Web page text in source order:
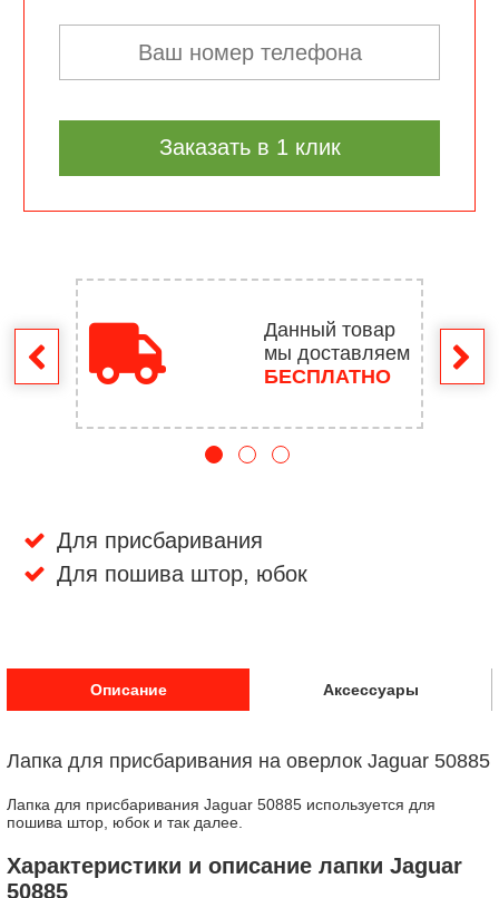
Заказать в 1 клик
Данный товар
мы доставляем
БЕСПЛАТНО
Для присбаривания
Для пошива штор, юбок
Описание Аксессуары
Лапка для присбаривания на оверлок Jaguar 50885
Лапка для присбаривания Jaguar 50885 используется для
пошива штор, юбок и так далее.
Характеристики и описание лапки Jaguar
50885